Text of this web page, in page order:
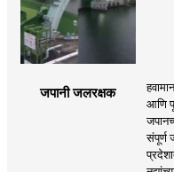
जपानी जलरक्षक
आणि
संपूर्ण